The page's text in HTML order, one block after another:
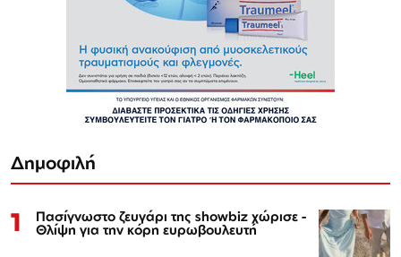
Δημοφιλή
1 Πασίγνωστο ζευγάρι της showbiz χώρισε -
Θλίψη για την κόρη ευρωβουλευτή